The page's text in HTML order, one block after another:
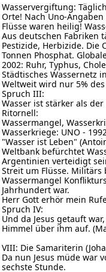
Wasservergiftung:
Orte! Nach Uno-
Flüsse waren heilig!
Aus deutschen Fabriken
Pestizide, Herbizide. Die
Tonnen Phosphat.
2002: Ruhr, Typhus,
Städtisches Wassernetz
Weltweit wird nur 5%
Spruch III:
Wasser ist stärker als
Ritornell:
Wassermangel,
Wasserkriege: UNO -
"Wasser ist Leben"
Weltbank befürchtet
Argentinien verteidigt
Streit um Flüsse. Militärs
Wassermangel
Jahrhundert war.
Herr Gott erhör mein
Spruch IV:
Und da Jesus getauft
Himmel über ihm auf.
VIII: Die Samariterin
Da nun Jesus müde war
sechste Stunde.